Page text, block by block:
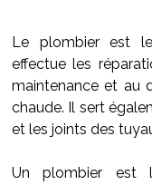
Le plombier est
effectue les
maintenance et au
chaude. Il sert
et les joints des
Un plombier est